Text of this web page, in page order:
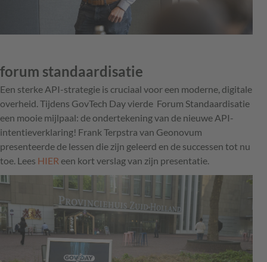
forum standaardisatie
Een sterke API-strategie is cruciaal voor een moderne, digitale
overheid. Tijdens GovTech Day vierde Forum Standaardisatie
een mooie mijlpaal: de ondertekening van de nieuwe API-
intentieverklaring! Frank Terpstra van Geonovum
presenteerde de lessen die zijn geleerd en de successen tot nu
toe. Lees HIER een kort verslag van zijn presentatie.